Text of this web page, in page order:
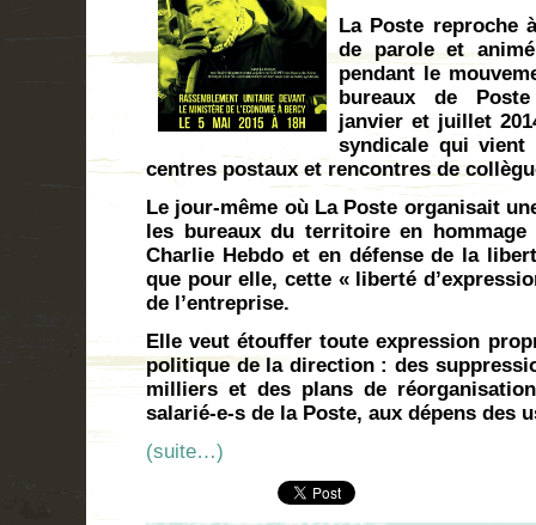
La Poste reproche
de parole et
pendant le
bureaux de
janvier et juillet
syndicale qui vient
centres postaux et rencontres de
Le jour-même où La Poste organisait
les bureaux du territoire en
Charlie Hebdo et en défense de la
que pour elle, cette « liberté
de l’entreprise.
Elle veut étouffer toute expression
politique de la direction : des
milliers et des plans de
salarié-e-s de la Poste, aux dépens des
(suite…)